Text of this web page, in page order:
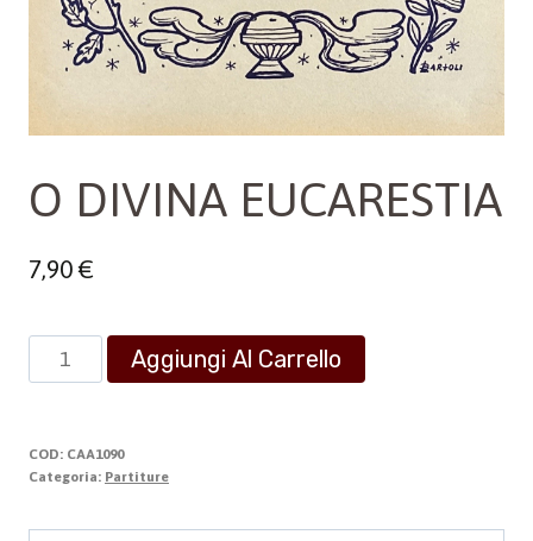
O DIVINA EUCARESTIA
7,90€
DIVINA
quantità
Aggiungi Al Carrello
COD: CAA1090
Categoria: Partiture